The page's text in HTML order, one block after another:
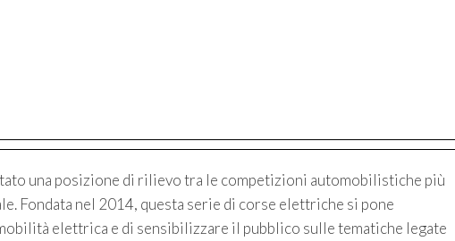
una posizione di rilievo tra le competizioni automobilistiche più
Fondata nel 2014, questa serie di corse elettriche si pone
elettrica e di sensibilizzare il pubblico sulle tematiche legate